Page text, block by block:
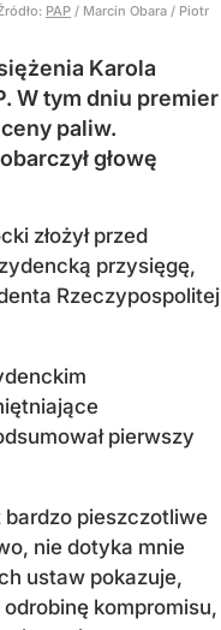
PAP / Marcin Obara / Piotr
Karola
W tym dniu premier
paliw.
głowę
złożył przed
przysięgę,
Rzeczypospolitej
pierwszy
pieszczotliwe
nie dotyka mnie
ustaw pokazuje,
kompromisu,